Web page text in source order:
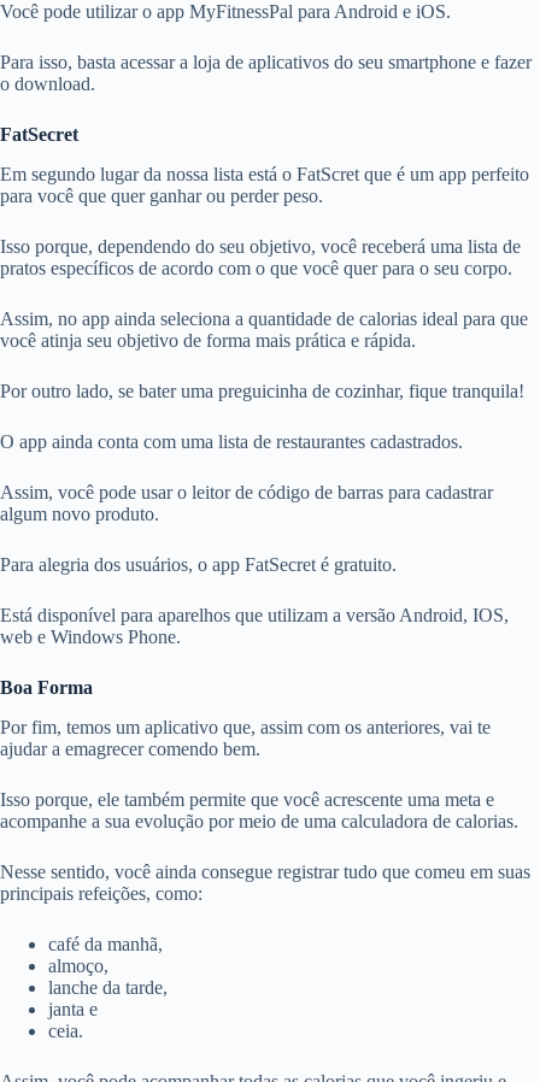
Você pode utilizar o app MyFitnessPal para Android e iOS.
Para isso, basta acessar a loja de aplicativos do seu smartphone e fazer
o download.
FatSecret
Em segundo lugar da nossa lista está o FatScret que é um app perfeito
para você que quer ganhar ou perder peso.
Isso porque, dependendo do seu objetivo, você receberá uma lista de
pratos específicos de acordo com o que você quer para o seu corpo.
Assim, no app ainda seleciona a quantidade de calorias ideal para que
você atinja seu objetivo de forma mais prática e rápida.
Por outro lado, se bater uma preguicinha de cozinhar, fique tranquila!
O app ainda conta com uma lista de restaurantes cadastrados.
Assim, você pode usar o leitor de código de barras para cadastrar
algum novo produto.
Para alegria dos usuários, o app FatSecret é gratuito.
Está disponível para aparelhos que utilizam a versão Android, IOS,
web e Windows Phone.
Boa Forma
Por fim, temos um aplicativo que, assim com os anteriores, vai te
ajudar a emagrecer comendo bem.
Isso porque, ele também permite que você acrescente uma meta e
acompanhe a sua evolução por meio de uma calculadora de calorias.
Nesse sentido, você ainda consegue registrar tudo que comeu em suas
principais refeições, como:
café da manhã,
almoço,
lanche da tarde,
janta e
ceia.